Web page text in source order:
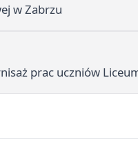
w Zabrzu
prac uczniów